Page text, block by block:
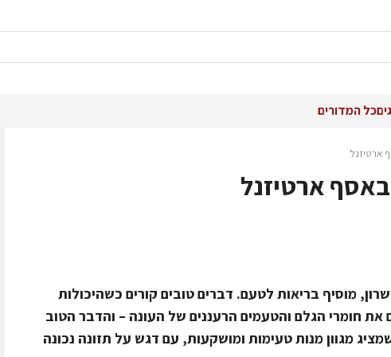
כל המדורים
ארטיזנל
ארטיזנל
מוסיף בריאות לטעם. דברים טובים קורים כשהיכולות
את חומרי הגלם והטעמים הרעננים של העונה – והדבר הטוב
מגוון מנות טעימות ומושקעות, עם דגש על תזונה נכונה